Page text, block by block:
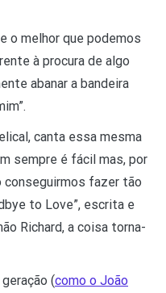
o melhor que podemos
à procura de algo
abanar a bandeira
canta essa mesma
sempre é fácil mas, por
conseguirmos fazer tão
to Love”, escrita e
Richard, a coisa torna-
(como o João